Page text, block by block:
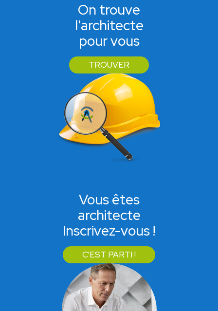
On trouve
l'architecte
pour vous
TROUVER
Vous êtes
architecte
Inscrivez-vous !
C'EST PARTI !